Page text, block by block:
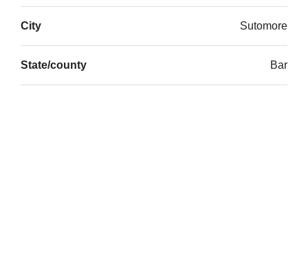
City Sutomore
State/county Bar